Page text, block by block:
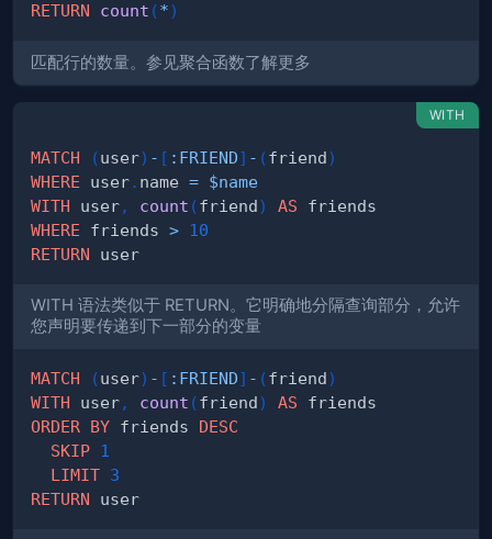
RETURN count (*)
匹配行的数量。参见聚合函数了解更多
WITH
MATCH (user) - [ : FRIEND] - (friend)
WHERE user. name = $name
WITH user, count (friend) AS
WHERE friends > 10
RETURN
WITH 语法类似于 RETURN。它明确地分隔查询部分，允许
您声明要传递到下一部分的变量
MATCH (user) - [ : FRIEND] - (friend)
WITH user, count (friend) AS
ORDER BY friends DESC
SKIP 1
LIMIT 3
RETURN